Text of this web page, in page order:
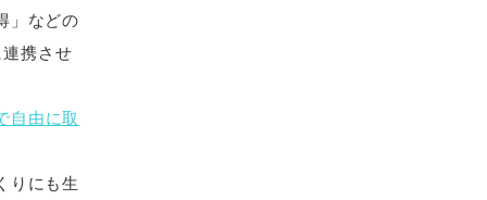
」などの
携させ
自由に取
りにも生